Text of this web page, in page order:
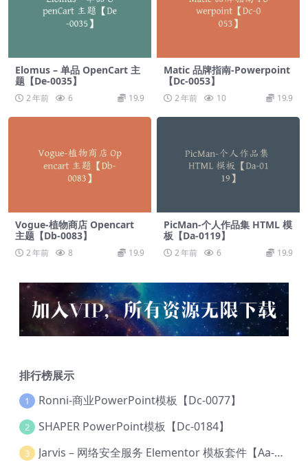
Elomus – 单品 OpenCart 主
题【De-0035】
2 年前 6 19.9
Matic 品牌指南-Powerpoint
【Dc-0053】
2 年前 10 19.9
Vogue-植物商店 Opencart
主题【Db-0083】
2 年前 8 19.9
PicMan-个人作品集 HTML 模
板【Da-0119】
2 年前 6 19.9
排行榜展示
1 Ronni-商业PowerPoint模板【Dc-0077】
2 SHAPER PowerPoint模板【Dc-0184】
3 Jarvis – 网络安全服务 Elementor 模板套件【Aa-0035】